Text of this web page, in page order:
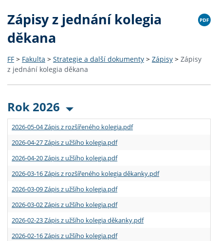
Zápisy z jednání kolegia
děkana
FF > Fakulta > Strategie a další dokumenty > Zápisy > Zápisy
z jednání kolegia děkana
Rok 2026
2026-05-04 Zápis z rozšířeného kolegia.pdf
2026-04-27 Zápis z užšího kolegia.pdf
2026-04-20 Zápis z užšího kolegia.pdf
2026-03-16 Zápis z rozšířeného kolegia děkanky.pdf
2026-03-09 Zápis z užšího kolegia.pdf
2026-03-02 Zápis z užšího kolegia.pdf
2026-02-23 Zápis z užšího kolegia děkanky.pdf
2026-02-16 Zápis z užšího kolegia.pdf